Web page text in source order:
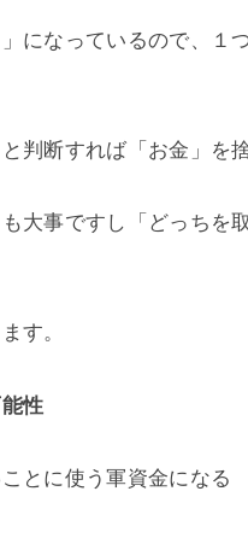
になっているので、１
判断すれば「お金」を
大事ですし「どっちを
す。
性
とに使う軍資金になる